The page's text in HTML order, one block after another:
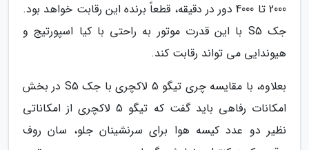
2000 تا 4000 دور در دقیقه، قطعاً برنده این رقابت خواهد بود.
جک S5 با این قدرت موتور به راحتی با کیا اسپورتیج و
هیوندایی می تواند رقابت کند.
بعلاوه، با مقایسه چری تیگو 5 لاکچری با جک S5 در بخش
امکانات رفاهی باید گفت که تیگو 5 لاکچری از امکاناتی
نظیر دو عدد کیسه هوا برای سرنشینان جلو، سان روف